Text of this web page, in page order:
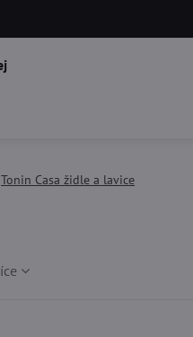
Tonin Casa židle a lavice